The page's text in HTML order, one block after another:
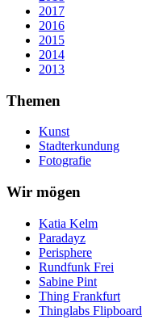
2017
2016
2015
2014
2013
Themen
Kunst
Stadterkundung
Fotografie
Wir mögen
Katia Kelm
Paradayz
Perisphere
Rundfunk Frei
Sabine Pint
Thing Frankfurt
Thinglabs Flipboard